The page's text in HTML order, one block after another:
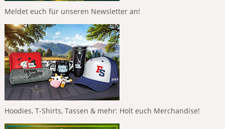
Meldet euch für unseren Newsletter an!
Hoodies, T-Shirts, Tassen & mehr: Holt euch Merchandise!